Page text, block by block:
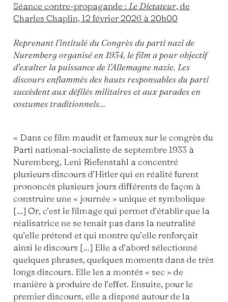
Séance contre-propagande :Le Dictateur, de
Charles Chaplin, 12 février 2026 à 20h00
Reprenant l’intitulé du Congrès du parti nazi de
Nuremberg organisé en 1934, le film a pour objectif
d’exalter la puissance de l’Allemagne nazie. Les
discours enflammés des hauts responsables du parti
succèdent aux défilés militaires et aux parades en
costumes traditionnels…
« Dans ce film maudit et fameux sur le congrès du
Parti national-socialiste de septembre 1933 à
Nuremberg, Leni Riefenstahl a concentré
plusieurs discours d’Hitler qui en réalité furent
prononcés plusieurs jours différents de façon à
construire une « journée » unique et symbolique
[…] Or, c’est le filmage qui permet d’établir que la
réalisatrice ne se tenait pas dans la neutralité
qu’elle prétend et qui montre qu’elle renforçait
ainsi le discours […] Elle a d’abord sélectionné
quelques phrases, quelques moments dans de très
longs discours. Elle les a montés « sec » de
manière à produire de l’effet. Ensuite, pour le
premier discours, elle a disposé autour de la